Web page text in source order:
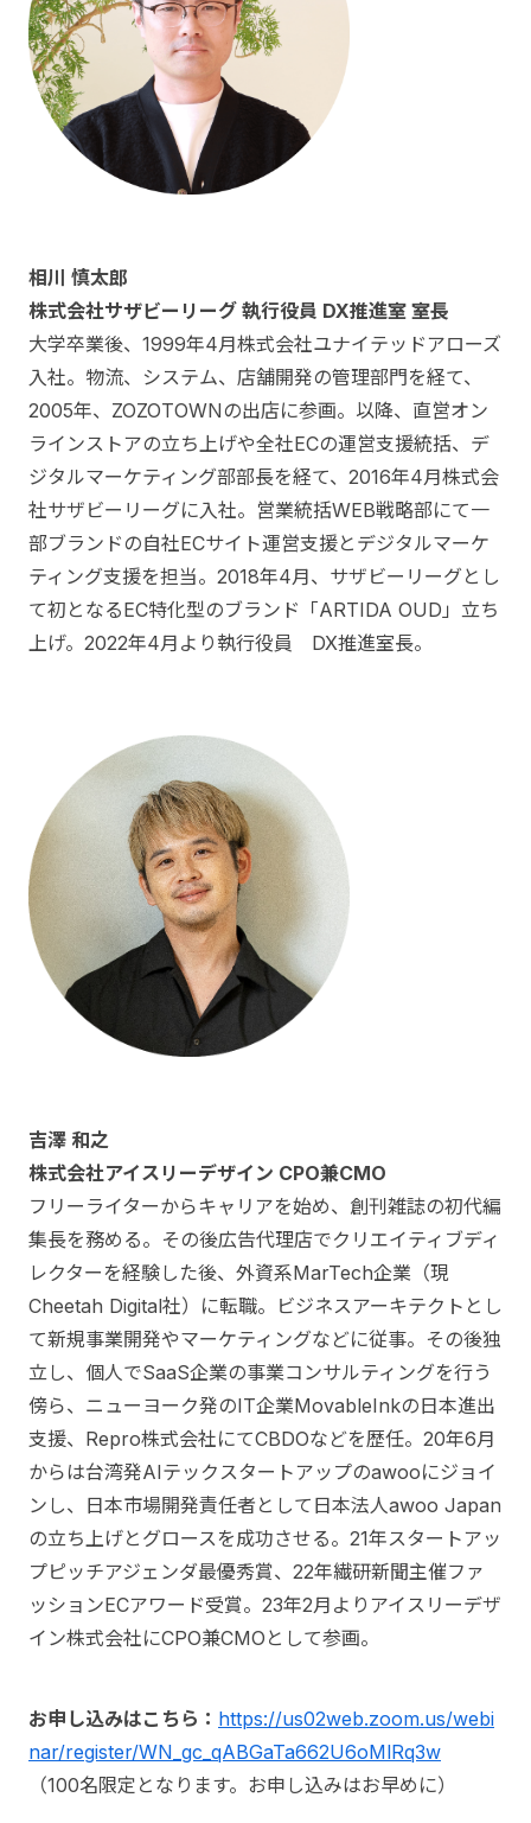
相川 慎太郎
株式会社サザビーリーグ 執行役員 DX推進室 室長
大学卒業後、1999年4月株式会社ユナイテッドアローズ
入社。物流、システム、店舗開発の管理部門を経て、
2005年、ZOZOTOWNの出店に参画。以降、直営オン
ラインストアの立ち上げや全社ECの運営支援統括、デ
ジタルマーケティング部部長を経て、2016年4月株式会
社サザビーリーグに入社。営業統括WEB戦略部にて一
部ブランドの自社ECサイト運営支援とデジタルマーケ
ティング支援を担当。2018年4月、サザビーリーグとし
て初となるEC特化型のブランド「ARTIDA OUD」立ち
上げ。2022年4月より執行役員 DX推進室長。
吉澤 和之
株式会社アイスリーデザイン CPO兼CMO
フリーライターからキャリアを始め、創刊雑誌の初代編
集長を務める。その後広告代理店でクリエイティブディ
レクターを経験した後、外資系MarTech企業（現
Cheetah Digital社）に転職。ビジネスアーキテクトとし
て新規事業開発やマーケティングなどに従事。その後独
立し、個人でSaaS企業の事業コンサルティングを行う
傍ら、ニューヨーク発のIT企業MovableInkの日本進出
支援、Repro株式会社にてCBDOなどを歴任。20年6月
からは台湾発AIテックスタートアップのawooにジョイ
ンし、日本市場開発責任者として日本法人awoo Japan
の立ち上げとグロースを成功させる。21年スタートアッ
プピッチアジェンダ最優秀賞、22年繊研新聞主催ファ
ッションECアワード受賞。23年2月よりアイスリーデザ
イン株式会社にCPO兼CMOとして参画。
お申し込みはこちら： https://us02web.zoom.us/webi
nar/register/WN_gc_qABGaTa662U6oMlRq3w
（100名限定となります。お申し込みはお早めに）